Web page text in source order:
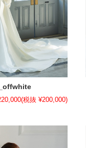
(税抜 ¥200,000)